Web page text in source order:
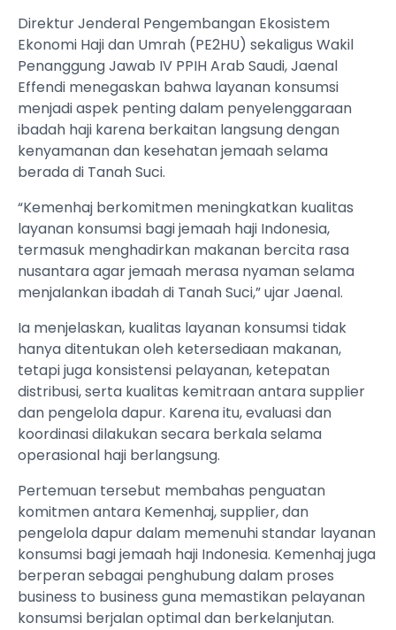
Direktur Jenderal Pengembangan Ekosistem
Ekonomi Haji dan Umrah (PE2HU) sekaligus Wakil
Penanggung Jawab IV PPIH Arab Saudi, Jaenal
Effendi menegaskan bahwa layanan konsumsi
menjadi aspek penting dalam penyelenggaraan
ibadah haji karena berkaitan langsung dengan
kenyamanan dan kesehatan jemaah selama
berada di Tanah Suci.
“Kemenhaj berkomitmen meningkatkan kualitas
layanan konsumsi bagi jemaah haji Indonesia,
termasuk menghadirkan makanan bercita rasa
nusantara agar jemaah merasa nyaman selama
menjalankan ibadah di Tanah Suci,” ujar Jaenal.
Ia menjelaskan, kualitas layanan konsumsi tidak
hanya ditentukan oleh ketersediaan makanan,
tetapi juga konsistensi pelayanan, ketepatan
distribusi, serta kualitas kemitraan antara supplier
dan pengelola dapur. Karena itu, evaluasi dan
koordinasi dilakukan secara berkala selama
operasional haji berlangsung.
Pertemuan tersebut membahas penguatan
komitmen antara Kemenhaj, supplier, dan
pengelola dapur dalam memenuhi standar layanan
konsumsi bagi jemaah haji Indonesia. Kemenhaj juga
berperan sebagai penghubung dalam proses
business to business guna memastikan pelayanan
konsumsi berjalan optimal dan berkelanjutan.